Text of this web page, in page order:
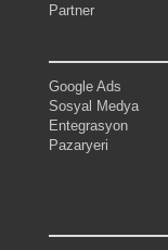
Partner
Google Ads
Sosyal Medya
Entegrasyon
Pazaryeri